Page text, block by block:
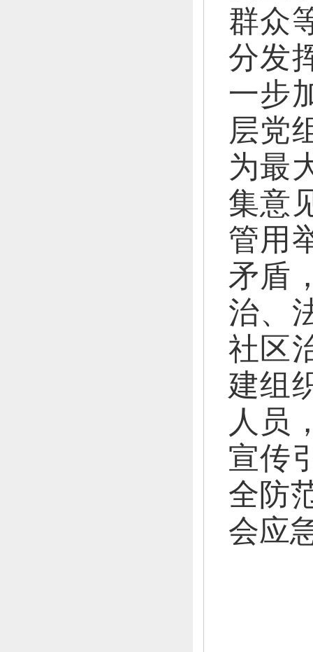
群众
分发
一步
层党
为最
集意
管用
矛盾
治、
社区
建组
人员
宣传
全防
会应